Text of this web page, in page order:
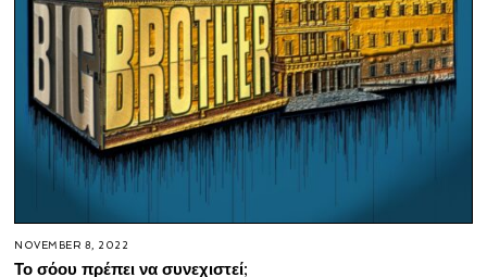
NOVEMBER 8, 2022
Το σόου πρέπει να συνεχιστεί;